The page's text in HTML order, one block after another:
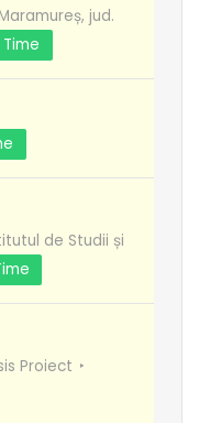
jud.
Time
de Studii și
Proiect